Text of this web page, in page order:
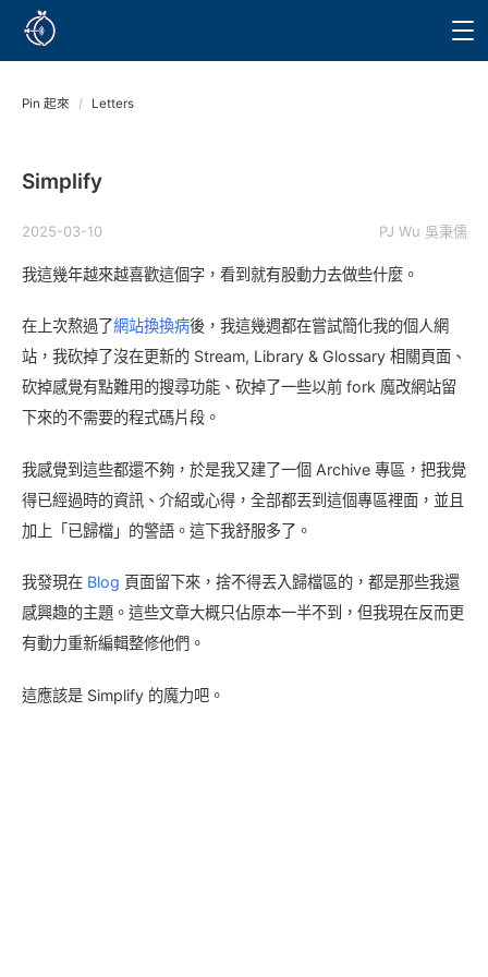
Pin 起來 / Letters
Simplify
2025-03-10 PJ Wu 吳秉儒
我這幾年越來越喜歡這個字，看到就有股動力去做些什麼。
在上次熬過了網站換換病後，我這幾週都在嘗試簡化我的個人網
站，我砍掉了沒在更新的 Stream, Library & Glossary 相關頁面、
砍掉感覺有點難用的搜尋功能、砍掉了一些以前 fork 魔改網站留
下來的不需要的程式碼片段。
我感覺到這些都還不夠，於是我又建了一個 Archive 專區，把我覺
得已經過時的資訊、介紹或心得，全部都丟到這個專區裡面，並且
加上「已歸檔」的警語。這下我舒服多了。
我發現在 Blog 頁面留下來，捨不得丟入歸檔區的，都是那些我還
感興趣的主題。這些文章大概只佔原本一半不到，但我現在反而更
有動力重新編輯整修他們。
這應該是 Simplify 的魔力吧。